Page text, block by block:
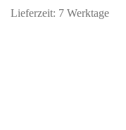
Lieferzeit: 7 Werktage